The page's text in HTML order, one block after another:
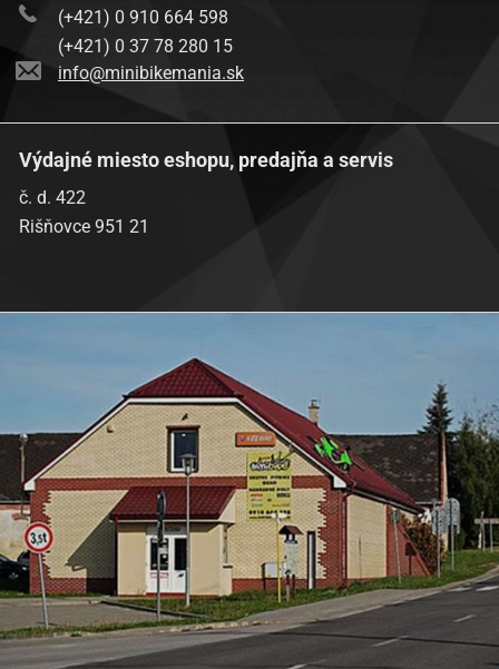
(+421) 0 910 664 598
(+421) 0 37 78 280 15
info@minibikemania.sk
Výdajné miesto eshopu, predajňa a servis
č. d. 422
Rišňovce 951 21